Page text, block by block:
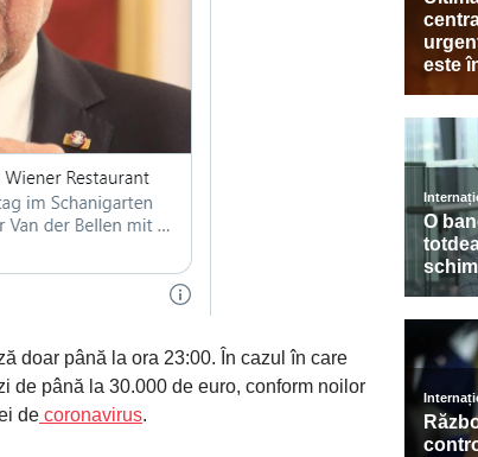
doar până la ora 23:00. În cazul în care
de până la 30.000 de euro, conform noilor
de coronavirus.